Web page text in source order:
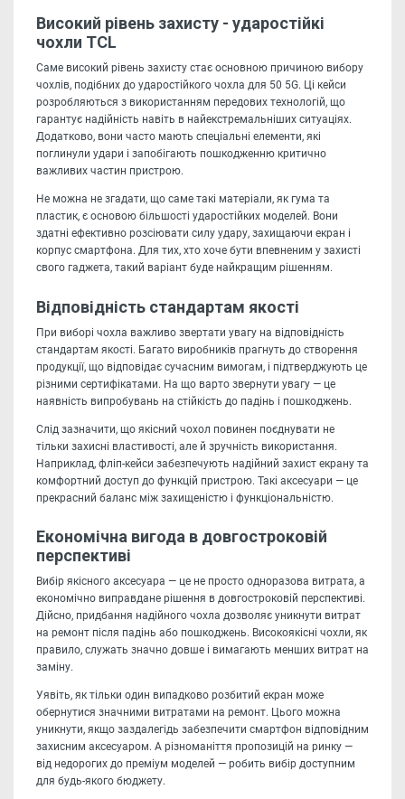
Високий рівень захисту - ударостійкі
чохли TCL
Саме високий рівень захисту стає основною причиною вибору
чохлів, подібних до ударостійкого чохла для 50 5G. Ці кейси
розробляються з використанням передових технологій, що
гарантує надійність навіть в найекстремальніших ситуаціях.
Додатково, вони часто мають спеціальні елементи, які
поглинули удари і запобігають пошкодженню критично
важливих частин пристрою.
Не можна не згадати, що саме такі матеріали, як гума та
пластик, є основою більшості ударостійких моделей. Вони
здатні ефективно розсіювати силу удару, захищаючи екран і
корпус смартфона. Для тих, хто хоче бути впевненим у захисті
свого гаджета, такий варіант буде найкращим рішенням.
Відповідність стандартам якості
При виборі чохла важливо звертати увагу на відповідність
стандартам якості. Багато виробників прагнуть до створення
продукції, що відповідає сучасним вимогам, і підтверджують це
різними сертифікатами. На що варто звернути увагу — це
наявність випробувань на стійкість до падінь і пошкоджень.
Слід зазначити, що якісний чохол повинен поєднувати не
тільки захисні властивості, але й зручність використання.
Наприклад, фліп-кейси забезпечують надійний захист екрану та
комфортний доступ до функцій пристрою. Такі аксесуари — це
прекрасний баланс між захищеністю і функціональністю.
Економічна вигода в довгостроковій
перспективі
Вибір якісного аксесуара — це не просто одноразова витрата, а
економічно виправдане рішення в довгостроковій перспективі.
Дійсно, придбання надійного чохла дозволяє уникнути витрат
на ремонт після падінь або пошкоджень. Високоякісні чохли, як
правило, служать значно довше і вимагають менших витрат на
заміну.
Уявіть, як тільки один випадково розбитий екран може
обернутися значними витратами на ремонт. Цього можна
уникнути, якщо заздалегідь забезпечити смартфон відповідним
захисним аксесуаром. А різноманіття пропозицій на ринку —
від недорогих до преміум моделей — робить вибір доступним
для будь-якого бюджету.